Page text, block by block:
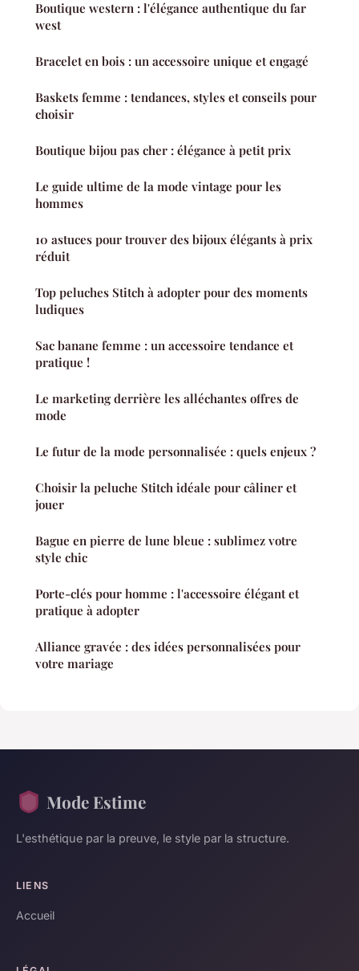
Boutique western : l'élégance authentique du far
west
Bracelet en bois : un accessoire unique et engagé
Baskets femme : tendances, styles et conseils pour
choisir
Boutique bijou pas cher : élégance à petit prix
Le guide ultime de la mode vintage pour les
hommes
10 astuces pour trouver des bijoux élégants à prix
réduit
Top peluches Stitch à adopter pour des moments
ludiques
Sac banane femme : un accessoire tendance et
pratique !
Le marketing derrière les alléchantes offres de
mode
Le futur de la mode personnalisée : quels enjeux ?
Choisir la peluche Stitch idéale pour câliner et
jouer
Bague en pierre de lune bleue : sublimez votre
style chic
Porte-clés pour homme : l'accessoire élégant et
pratique à adopter
Alliance gravée : des idées personnalisées pour
votre mariage
Mode Estime
L'esthétique par la preuve, le style par la structure.
LIENS
Accueil